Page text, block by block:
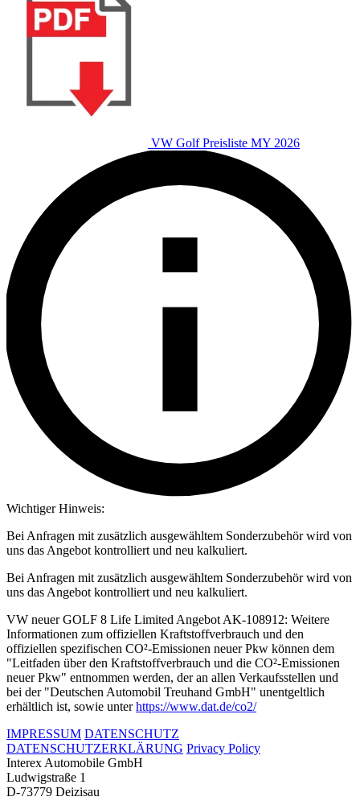
VW Golf Preisliste MY 2026
Wichtiger Hinweis:
Bei Anfragen mit zusätzlich ausgewähltem Sonderzubehör wird von
uns das Angebot kontrolliert und neu kalkuliert.
Bei Anfragen mit zusätzlich ausgewähltem Sonderzubehör wird von
uns das Angebot kontrolliert und neu kalkuliert.
VW neuer GOLF 8 Life Limited Angebot AK-108912: Weitere
Informationen zum offiziellen Kraftstoffverbrauch und den
offiziellen spezifischen CO²-Emissionen neuer Pkw können dem
"Leitfaden über den Kraftstoffverbrauch und die CO²-Emissionen
neuer Pkw" entnommen werden, der an allen Verkaufsstellen und
bei der "Deutschen Automobil Treuhand GmbH" unentgeltlich
erhältlich ist, sowie unterhttps://www.dat.de/co2/
IMPRESSUM DATENSCHUTZ
DATENSCHUTZERKLÄRUNG Privacy Policy
Interex Automobile GmbH
Ludwigstraße 1
D-73779 Deizisau